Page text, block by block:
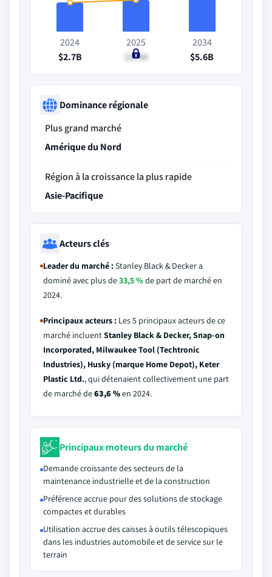
2024
$2.7B
2025
$2.9B
2034
$5.6B
Dominance régionale
Plus grand marché
Amérique du Nord
Région à la croissance la plus rapide
Asie-Pacifique
Acteurs clés
Leader du marché :Stanley Black & Decker a
dominé avec plus de33,5 %de part de marché en
2024.
Principaux acteurs : Les 5 principaux acteurs de ce
marché incluentStanley Black & Decker, Snap-on
Incorporated, Milwaukee Tool (Techtronic
Industries), Husky (marque Home Depot), Keter
Plastic Ltd., qui détenaient collectivement une part
de marché de63,6 %en 2024.
Principaux moteurs du marché
Demande croissante des secteurs de la
maintenance industrielle et de la construction
Préférence accrue pour des solutions de stockage
compactes et durables
Utilisation accrue des caisses à outils télescopiques
dans les industries automobile et de service sur le
terrain